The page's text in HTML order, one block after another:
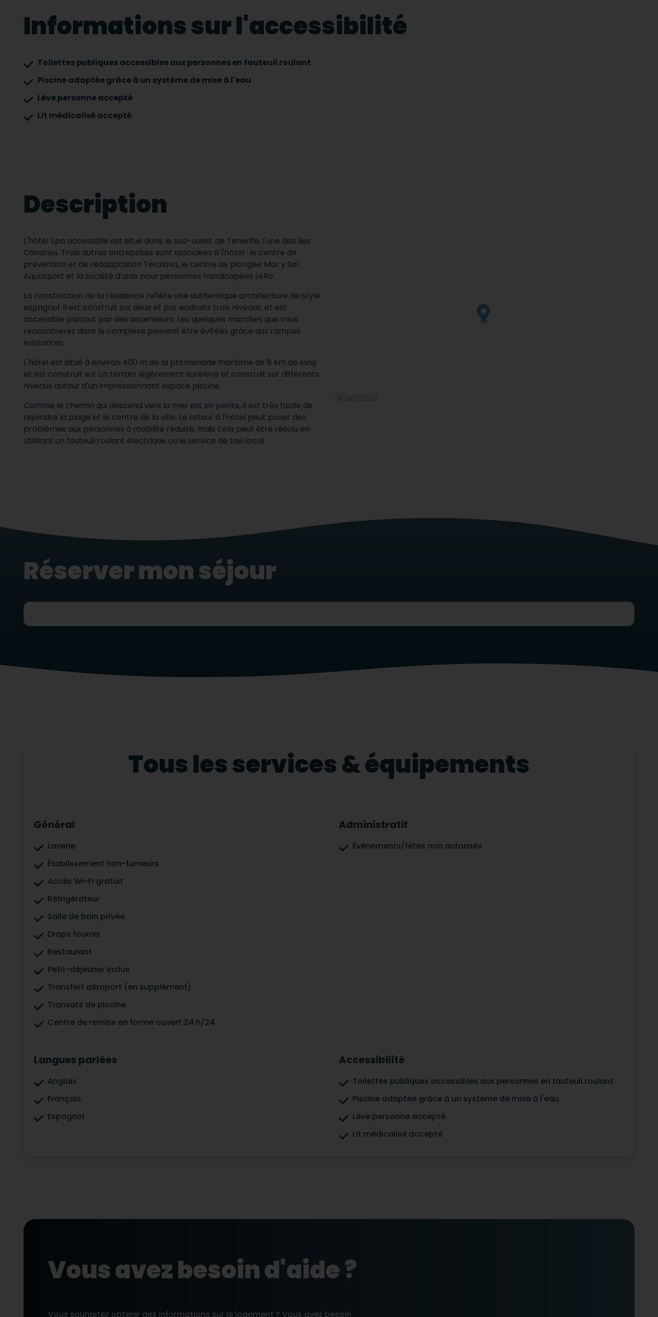
Informations sur l'accessibilité
Toilettes publiques accessibles aux personnes en fauteuil roulant
Piscine adaptée grâce à un système de mise à l'eau
Lève personne accepté
Lit médicalisé accepté
Description
L'hôtel Spa accessible est situé dans le sud-ouest de Tenerife, l'une des îles
Canaries. Trois autres entreprises sont associées à l'hôtel : le centre de
prévention et de réadaptation Teralava, le centre de plongée Mar y Sol
Aquasport et la société d'aide pour personnes handicapées LeRo.
La construction de la résidence reflète une authentique architecture de style
espagnol. Il est construit sur deux et par endroits trois niveaux, et est
accessible partout par des ascenseurs. Les quelques marches que vous
rencontrerez dans le complexe peuvent être évitées grâce aux rampes
existantes.
L'hôtel est situé à environ 400 m de la promenade maritime de 8 km de long
et est construit sur un terrain légèrement surélevé et construit sur différents
niveaux autour d'un impressionnant espace piscine.
Comme le chemin qui descend vers la mer est en pente, il est très facile de
rejoindre la plage et le centre de la ville. Le retour à l'hôtel peut poser des
problèmes aux personnes à mobilité réduite, mais cela peut être résolu en
utilisant un fauteuil roulant électrique ou le service de taxi local.
Réserver mon séjour
Tous les services & équipements
Général
Laverie
Établissement non-fumeurs
Accès Wi-Fi gratuit
Réfrigérateur
Salle de bain privée
Draps fournis
Restaurant
Petit-déjeuner inclus
Transfert aéroport (en supplément)
Transats de piscine
Centre de remise en forme ouvert 24 h/24
Administratif
Événements/fêtes non autorisés
Langues parlées
Anglais
Français
Espagnol
Accessibilité
Toilettes publiques accessibles aux personnes en fauteuil roulant
Piscine adaptée grâce à un système de mise à l'eau
Lève personne accepté
Lit médicalisé accepté
Vous avez besoin d'aide ?
Vous souhaitez obtenir des informations sur le logement ? Vous avez besoin